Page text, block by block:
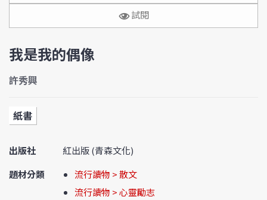
試閱
我是我的偶像
許秀興
紙書
出版社
紅出版 (青森文化)
題材分類
流行讀物 > 散文
流行讀物 > 心靈勵志